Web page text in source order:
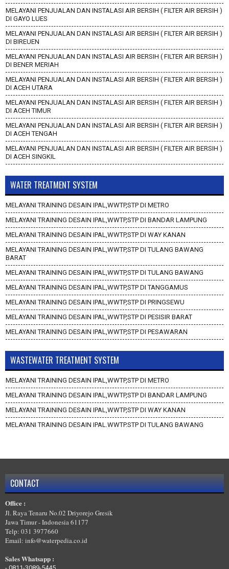
MELAYANI PENJUALAN DAN INSTALASI AIR BERSIH ( FILTER AIR BERSIH )
DI GAYO LUES
MELAYANI PENJUALAN DAN INSTALASI AIR BERSIH ( FILTER AIR BERSIH )
DI BIREUEN
MELAYANI PENJUALAN DAN INSTALASI AIR BERSIH ( FILTER AIR BERSIH )
DI BENER MERIAH
MELAYANI PENJUALAN DAN INSTALASI AIR BERSIH ( FILTER AIR BERSIH )
DI ACEH UTARA
MELAYANI PENJUALAN DAN INSTALASI AIR BERSIH ( FILTER AIR BERSIH )
DI ACEH TIMUR
MELAYANI PENJUALAN DAN INSTALASI AIR BERSIH ( FILTER AIR BERSIH )
DI ACEH TENGAH
MELAYANI PENJUALAN DAN INSTALASI AIR BERSIH ( FILTER AIR BERSIH )
DI ACEH SINGKIL
WATER TREATMENT SYSTEM
MELAYANI TRAINING DESAIN IPAL,WWTP,STP DI METRO
MELAYANI TRAINING DESAIN IPAL,WWTP,STP DI BANDAR LAMPUNG
MELAYANI TRAINING DESAIN IPAL,WWTP,STP DI WAY KANAN
MELAYANI TRAINING DESAIN IPAL,WWTP,STP DI TULANG BAWANG
BARAT
MELAYANI TRAINING DESAIN IPAL,WWTP,STP DI TULANG BAWANG
MELAYANI TRAINING DESAIN IPAL,WWTP,STP DI TANGGAMUS
MELAYANI TRAINING DESAIN IPAL,WWTP,STP DI PRINGSEWU
MELAYANI TRAINING DESAIN IPAL,WWTP,STP DI PESISIR BARAT
MELAYANI TRAINING DESAIN IPAL,WWTP,STP DI PESAWARAN
WASTEWATER TREATMENT SYSTEM
MELAYANI TRAINING DESAIN IPAL,WWTP,STP DI METRO
MELAYANI TRAINING DESAIN IPAL,WWTP,STP DI BANDAR LAMPUNG
MELAYANI TRAINING DESAIN IPAL,WWTP,STP DI WAY KANAN
MELAYANI TRAINING DESAIN IPAL,WWTP,STP DI TULANG BAWANG
MELAYANI TRAINING DESAIN IPAL,WWTP,STP DI PESISIR BARAT
MELAYANI TRAINING DESAIN IPAL,WWTP,STP DI PESAWARAN
CONTACT
Office :
Jl. Raya Tenaru No.02 Driyorejo Gresik
Jawa Timur - Indonesia 61177
Telp: 031 3977660
Email: info@waterpedia.co.id
Sales Whatsapp :